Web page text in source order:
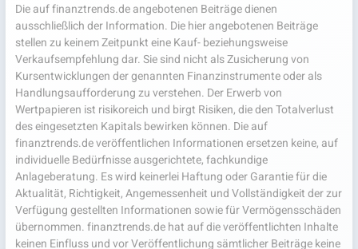
Die auf finanztrends.de angebotenen Beiträge dienen
ausschließlich der Information. Die hier angebotenen Beiträge
stellen zu keinem Zeitpunkt eine Kauf- beziehungsweise
Verkaufsempfehlung dar. Sie sind nicht als Zusicherung von
Kursentwicklungen der genannten Finanzinstrumente oder als
Handlungsaufforderung zu verstehen. Der Erwerb von
Wertpapieren ist risikoreich und birgt Risiken, die den Totalverlust
des eingesetzten Kapitals bewirken können. Die auf
finanztrends.de veröffentlichen Informationen ersetzen keine, auf
individuelle Bedürfnisse ausgerichtete, fachkundige
Anlageberatung. Es wird keinerlei Haftung oder Garantie für die
Aktualität, Richtigkeit, Angemessenheit und Vollständigkeit der zur
Verfügung gestellten Informationen sowie für Vermögensschäden
übernommen. finanztrends.de hat auf die veröffentlichten Inhalte
keinen Einfluss und vor Veröffentlichung sämtlicher Beiträge keine